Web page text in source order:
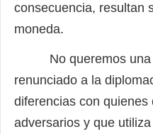
consecuencia, resultan
moneda.
No queremos una
renunciado a la
diferencias con quienes
adversarios y que